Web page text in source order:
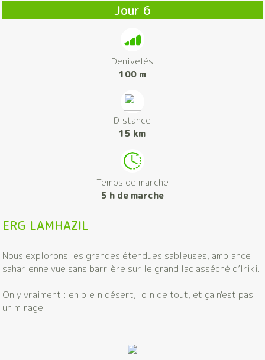
Jour 6
Denivelés
100 m
Distance
15 km
Temps de marche
5 h de marche
ERG LAMHAZIL
Nous explorons les grandes étendues sableuses, ambiance
saharienne vue sans barrière sur le grand lac asséché d’Iriki.
On y vraiment : en plein désert, loin de tout, et ça n'est pas
un mirage !